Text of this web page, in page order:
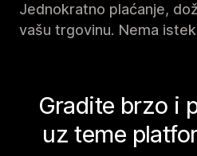
Jednokratno plaćanje,
vašu trgovinu. Nema
Gradite brzo i
uz teme